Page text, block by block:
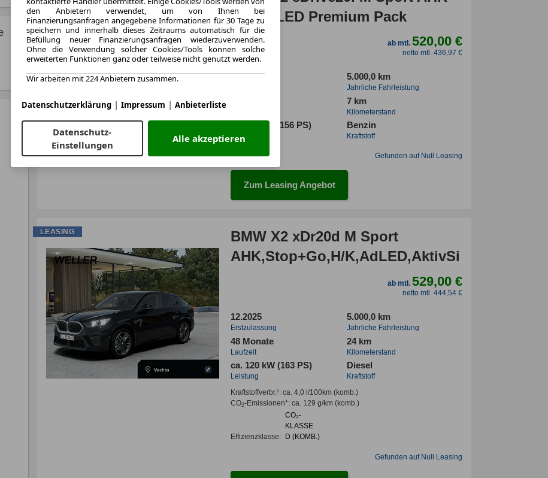
Adapt LED Premium Pack
ab mtl.520,00 €
netto mtl. 436,97 €
10.2025 5.000,0 km
Jahrliche Fahrleistung
7 km
Kilometerstand
ca. 115 kW (156 PS)
Leistung
Benzin
Kraftstoff
Gefunden auf Null Leasing
Zum Leasing Angebot
BMW X2 xDr20d M Sport
AHK,Stop+Go,H/K,AdLED,AktivSi
ab mtl.529,00 €
netto mtl. 444,54 €
12.2025
Erstzulassung
5.000,0 km
Jahrliche Fahrleistung
48 Monate
Laufzeit
24 km
Kilometerstand
ca. 120 kW (163 PS)
Leistung
Diesel
Kraftstoff
Kraftstoffverbr.¹: ca. 4,0 l/100km(komb.)
CO2-Emissionen*: ca. 129 g/km(komb.)
Effizienzklasse:
CO₂-
KLASSE
D (KOMB.)
Gefunden auf Null Leasing
LEASING
den Anbietern verwendet, um von Ihnen bei
Finanzierungsanfragen angegebene Informationen für 30 Tage zu
speichern und innerhalb dieses Zeitraums automatisch für die
Befüllung neuer Finanzierungsanfragen wiederzuverwenden.
Ohne die Verwendung solcher Cookies/Tools können solche
erweiterten Funktionen ganz oder teilweise nicht genutzt werden.
Wir arbeiten mit 224 Anbietern zusammen.
Datenschutzerklärung | Impressum | Anbieterliste
Datenschutz-
Einstellungen
Alle akzeptieren